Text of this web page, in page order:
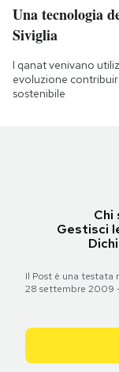
Una tecnologia
Siviglia
I qanat venivano
evoluzione
sostenibile
Chi
Gestisci
Il Post è una testata
28 settembre 2009